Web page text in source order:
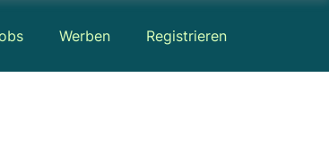
Werben Registrieren